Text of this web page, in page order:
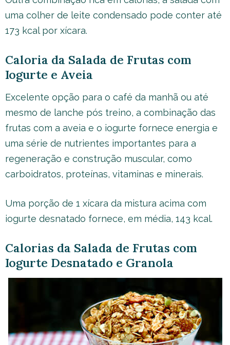
uma colher de leite condensado pode conter até
173 kcal por xícara.
Caloria da Salada de Frutas com
Iogurte e Aveia
Excelente opção para o café da manhã ou até
mesmo de lanche pós treino, a combinação das
frutas com a aveia e o iogurte fornece energia e
uma série de nutrientes importantes para a
regeneração e construção muscular, como
carboidratos, proteínas, vitaminas e minerais.
Uma porção de 1 xícara da mistura acima com
iogurte desnatado fornece, em média, 143 kcal.
Calorias da Salada de Frutas com
Iogurte Desnatado e Granola